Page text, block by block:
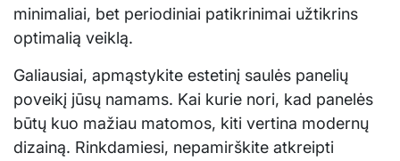
minimaliai, bet periodiniai patikrinimai užtikrins
optimalią veiklą.
Galiausiai, apmąstykite estetinį saulės panelių
poveikį jūsų namams. Kai kurie nori, kad panelės
būtų kuo mažiau matomos, kiti vertina modernų
dizainą. Rinkdamiesi, nepamirškite atkreipti